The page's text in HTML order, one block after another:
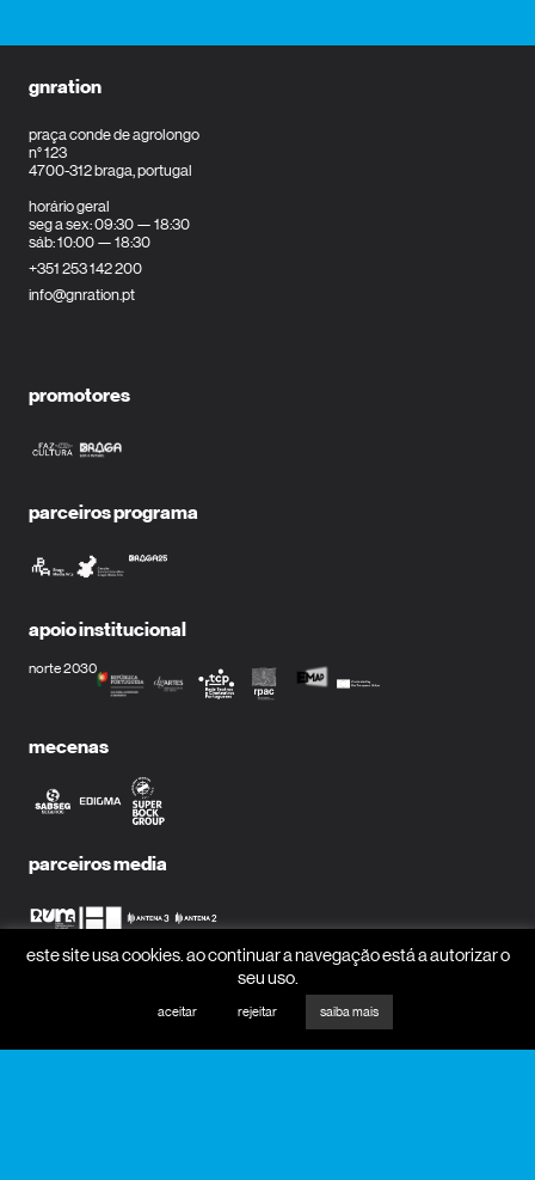
gnration
praça conde de agrolongo
n° 123
4700-312 braga, portugal
horário geral
seg a sex: 09:30 — 18:30
sáb: 10:00 — 18:30
+351 253 142 200
info@gnration.pt
promotores
parceiros programa
apoio institucional
norte 2030
mecenas
parceiros media
este site usa cookies. ao continuar a navegação está a autorizar o
seu uso.
aceitar rejeitar saiba mais